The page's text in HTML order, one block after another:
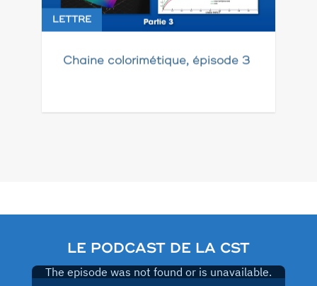
LETTRE
Chaine colorimétique, épisode 3
LE PODCAST DE LA CST